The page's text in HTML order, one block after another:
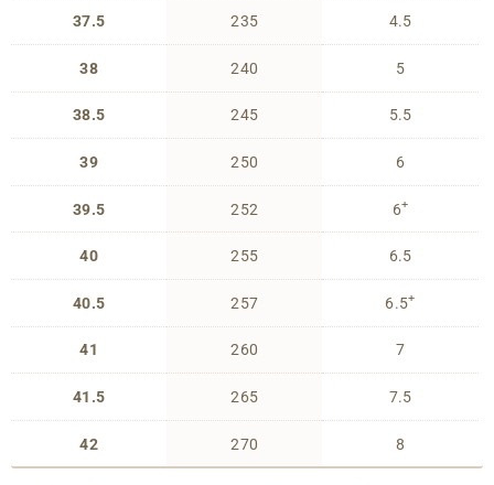
37.5
38
38.5
39
39.5
40
40.5
41
41.5
42
235
240
245
250
252
255
257
260
265
270
4.5
5
5.5
6
6+
6.5
6.5+
7
7.5
8